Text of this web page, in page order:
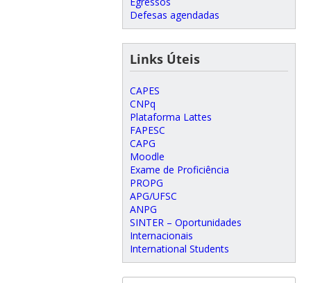
Defesas agendadas
Links Úteis
CAPES
CNPq
Plataforma Lattes
FAPESC
CAPG
Moodle
Exame de Proficiência
PROPG
APG/UFSC
ANPG
SINTER – Oportunidades
Internacionais
International Students